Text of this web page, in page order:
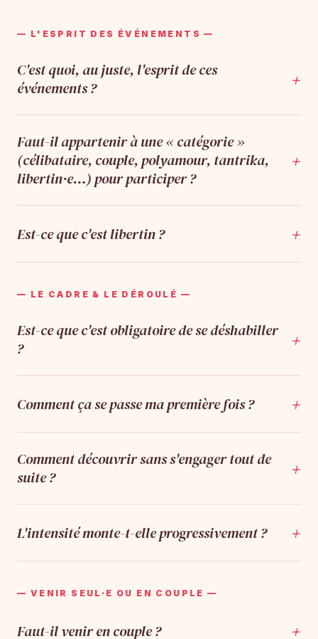
— L'ESPRIT DES ÉVÉNEMENTS —
C'est quoi, au juste, l'esprit de ces
événements ?
+
Faut-il appartenir à une « catégorie »
(célibataire, couple, polyamour, tantrika,
libertin·e…) pour participer ?
+
Est-ce que c'est libertin ? +
— LE CADRE & LE DÉROULÉ —
Est-ce que c'est obligatoire de se déshabiller
?
+
Comment ça se passe ma première fois ? +
Comment découvrir sans s'engager tout de
suite ?
+
L'intensité monte-t-elle progressivement ? +
— VENIR SEUL·E OU EN COUPLE —
Faut-il venir en couple ? +